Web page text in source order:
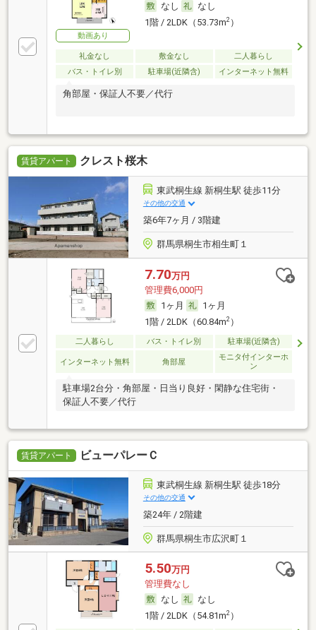
動画あり
なし
なし
1階 / 2LDK（53.73m2）
礼金なし 敷金なし
二人暮らし
バス・トイレ別
駐車場(近隣含) インターネット無料
角部屋・保証人不要／代行
賃貸アパート クレスト桜木
東武桐生線 新桐生駅 徒歩11分
その他の交通
築6年7ヶ月 / 3階建
群馬県桐生市相生町１
7.70万円
管理費6,000円
1ヶ月
1ヶ月
1階 / 2LDK（60.84m2）
二人暮らし バス・トイレ別 駐車場(近隣含)
インターネット無料 角部屋
モニタ付インターホ
ン
駐車場2台分・角部屋・日当り良好・閑静な住宅街・
保証人不要／代行
賃貸アパート ビューパレーＣ
東武桐生線 新桐生駅 徒歩18分
その他の交通
築24年 / 2階建
群馬県桐生市広沢町１
5.50万円
管理費なし
なし
なし
1階 / 2LDK（54.81m2）